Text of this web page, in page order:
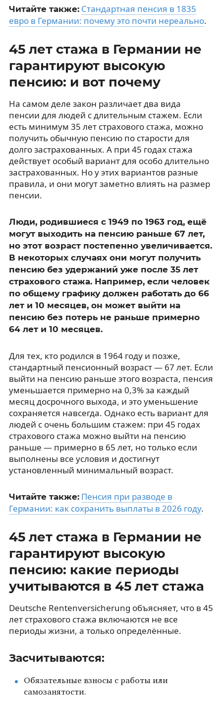
Читайте также: Стандартная пенсия в 1835
евро в Германии: почему это почти нереально.
45 лет стажа в Германии не
гарантируют высокую
пенсию: и вот почему
На самом деле закон различает два вида
пенсии для людей с длительным стажем. Если
есть минимум 35 лет страхового стажа, можно
получить обычную пенсию по старости для
долго застрахованных. А при 45 годах стажа
действует особый вариант для особо длительно
застрахованных. Но у этих вариантов разные
правила, и они могут заметно влиять на размер
пенсии.
Люди, родившиеся с 1949 по 1963 год, ещё
могут выходить на пенсию раньше 67 лет,
но этот возраст постепенно увеличивается.
В некоторых случаях они могут получить
пенсию без удержаний уже после 35 лет
страхового стажа. Например, если человек
по общему графику должен работать до 66
лет и 10 месяцев, он может выйти на
пенсию без потерь не раньше примерно
64 лет и 10 месяцев.
Для тех, кто родился в 1964 году и позже,
стандартный пенсионный возраст — 67 лет. Если
выйти на пенсию раньше этого возраста, пенсия
уменьшается примерно на 0,3% за каждый
месяц досрочного выхода, и это уменьшение
сохраняется навсегда. Однако есть вариант для
людей с очень большим стажем: при 45 годах
страхового стажа можно выйти на пенсию
раньше — примерно в 65 лет, но только если
выполнены все условия и достигнут
установленный минимальный возраст.
Читайте также: Пенсия при разводе в
Германии: как сохранить выплаты в 2026 году.
45 лет стажа в Германии не
гарантируют высокую
пенсию: какие периоды
учитываются в 45 лет стажа
Deutsche Rentenversicherung объясняет, что в 45
лет страхового стажа включаются не все
периоды жизни, а только определённые.
Засчитываются:
Обязательные взносы с работы или
самозанятости.